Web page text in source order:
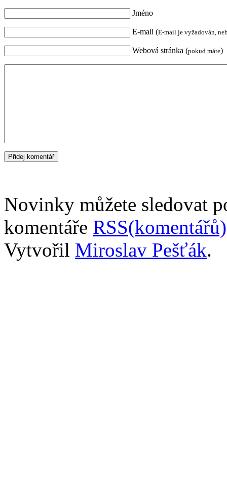
Jméno
E-mail (E-mail je vyžadován,
Webová stránka (pokud máte)
Novinky můžete sledovat
komentáře RSS(komentářů)
Vytvořil Miroslav Pešťák.